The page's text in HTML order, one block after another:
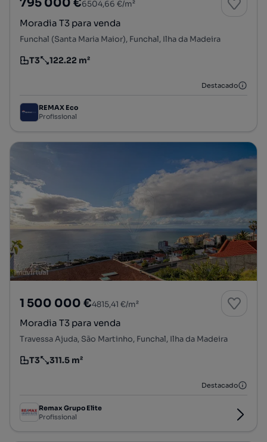
795 000 €6504,66 €/m²
Moradia T3 para venda
Funchal (Santa Maria Maior), Funchal, Ilha da Madeira
Tipologia
T3
Preço por metro quadrado
122.22 m²
Destacado
REMAX Eco
Profissional
1 500 000 €4815,41 €/m²
Moradia T3 para venda
Travessa Ajuda, São Martinho, Funchal, Ilha da Madeira
Tipologia
T3
Preço por metro quadrado
311.5 m²
Destacado
Remax Grupo Elite
Profissional